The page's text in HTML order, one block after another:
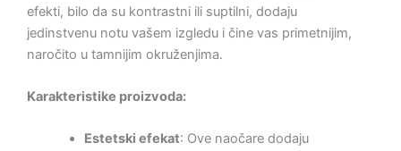
efekti, bilo da su kontrastni ili suptilni, dodaju
jedinstvenu notu vašem izgledu i čine vas primetnijim,
naročito u tamnijim okruženjima.
Karakteristike proizvoda:
Estetski efekat: Ove naočare dodaju